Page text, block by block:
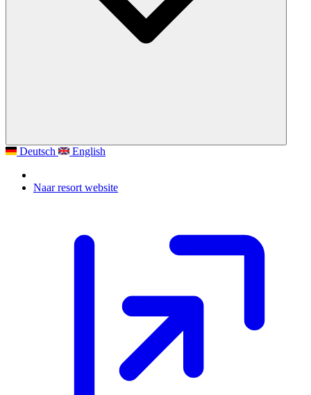
Deutsch English
Naar resort website